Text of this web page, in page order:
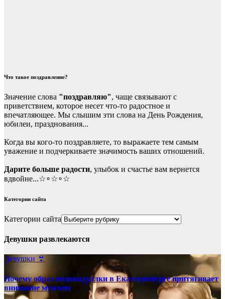
Что такое поздравление?
Значение слова "поздравляю", чаще связывают с
приветствием, которое несет что-то радостное и
впечатляющее. Мы слышим эти слова на День Рождения,
юбилеи, празднования...
Когда вы кого-то поздравляете, то выражаете тем самым
уважение и подчеркиваете значимость ваших отношений.
Дарите больше радости, улыбок и счастье вам вернется
вдвойне...☆∘☆∘☆
Категории сайта
Категории сайта
Девушки развлекаются
Девушки 👙
Почему образ индивидуалки в Екатеринбурге притягивает
внимание мужчин